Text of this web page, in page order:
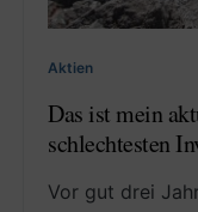
Aktien
Das ist mein
schlechtesten
Vor gut drei